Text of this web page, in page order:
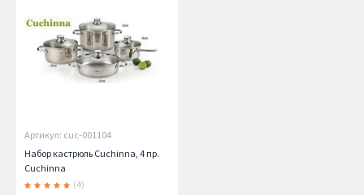
Артикул: cuc-001104
Набор кастрюль Cuchinna, 4 пр.
Cuchinna
(4)